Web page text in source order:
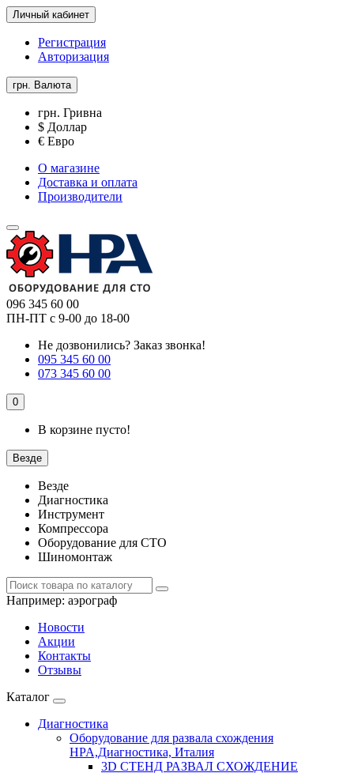
Личный кабинет
Регистрация
Авторизация
грн. Валюта
грн. Гривна
$ Доллар
€ Евро
О магазине
Доставка и оплата
Производители
096 345 60 00
ПН-ПТ с 9-00 до 18-00
Не дозвонились? Заказ звонка!
095 345 60 00
073 345 60 00
0
В корзине пусто!
Везде
Везде
Диагностика
Инструмент
Компрессора
Оборудование для СТО
Шиномонтаж
Например: аэрограф
Новости
Акции
Контакты
Отзывы
Каталог
Диагностика
Оборудование для развала схождения
HPA,Диагностика, Италия
3D СТЕНД РАЗВАЛ СХОЖДЕНИЕ